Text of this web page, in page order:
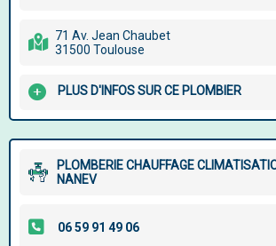
71 Av. Jean Chaubet
31500 Toulouse
PLUS D'INFOS SUR CE PLOMBIER
PLOMBERIE CHAUFFAGE
NANEV